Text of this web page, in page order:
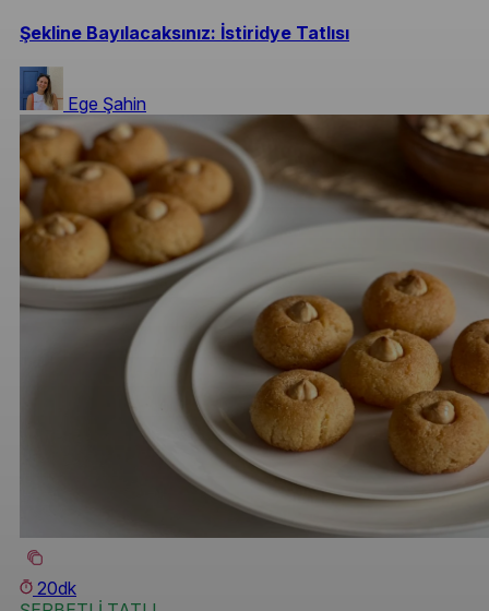
Şekline Bayılacaksınız: İstiridye Tatlısı
Ege Şahin
20dk